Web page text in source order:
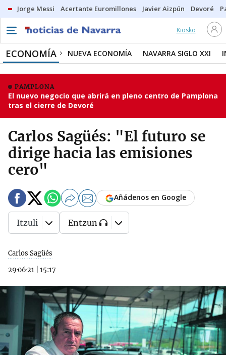
Jorge Messi Acertante Euromillones Javier Aizpún Devoré
Kiosko
ECONOMÍA NUEVA ECONOMÍA NAVARRA SIGLO XXI
PAMPLONA
El nuevo negocio que abrirá en pleno centro de Pamplona
tras el cierre de Devoré
Carlos Sagüés: "El futuro se
dirige hacia las emisiones
cero"
Carlos Sagüés
29·06·21
15:17
Añádenos en Google
Itzuli Entzun